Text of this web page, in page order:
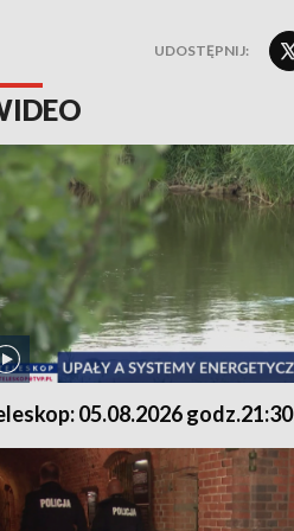
UDOSTĘPNIJ:
05.08.2026 godz.21:30